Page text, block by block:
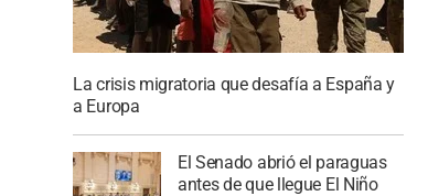
La crisis migratoria que desafía a España y
a Europa
El Senado abrió el paraguas
antes de que llegue El Niño